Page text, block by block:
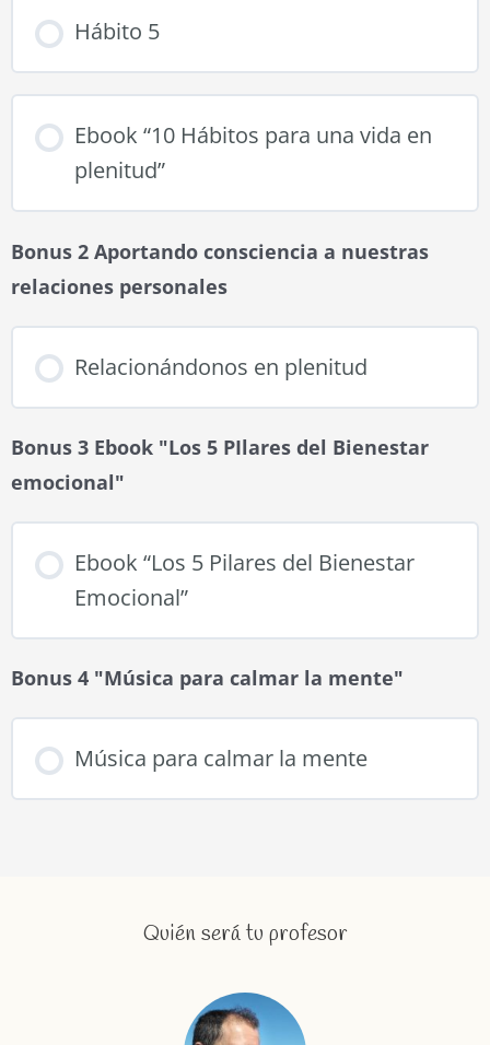
Hábito 5
Ebook “10 Hábitos para una vida en
plenitud”
Bonus 2 Aportando consciencia a nuestras
relaciones personales
Relacionándonos en plenitud
Bonus 3 Ebook "Los 5 PIlares del Bienestar
emocional"
Ebook “Los 5 Pilares del Bienestar
Emocional”
Bonus 4 "Música para calmar la mente"
Música para calmar la mente
Quién será tu profesor